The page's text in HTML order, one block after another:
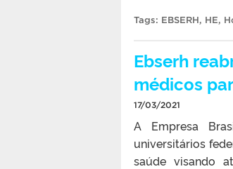
Tags: EBSERH, HE,
Ebserh
médicos
17/03/2021
A Empresa
universitários
saúde visando